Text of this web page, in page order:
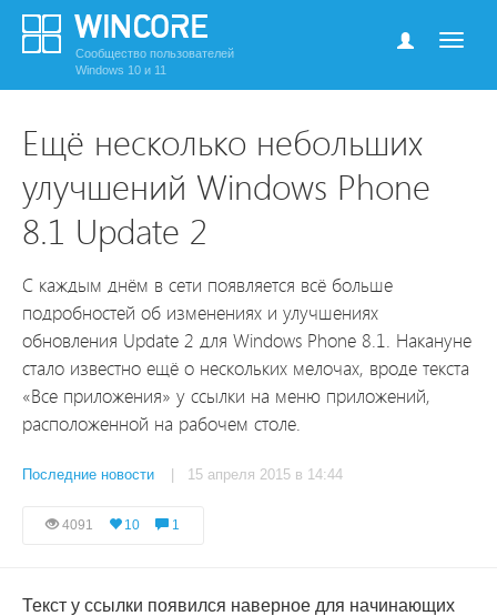
Сообщество пользователей
Windows 10 и 11
Ещё несколько небольших
улучшений Windows Phone
8.1 Update 2
С каждым днём в сети появляется всё больше
подробностей об изменениях и улучшениях
обновления Update 2 для Windows Phone 8.1. Накануне
стало известно ещё о нескольких мелочах, вроде текста
«Все приложения» у ссылки на меню приложений,
расположенной на рабочем столе.
Последние новости | 15 апреля 2015 в 14:44
4091 10 1
Текст у ссылки появился наверное для начинающих